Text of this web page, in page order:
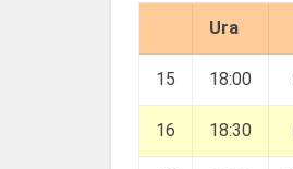
Ura
15 18:00
16 18:30